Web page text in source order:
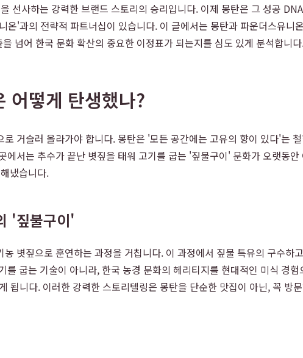
선사하는 강력한 브랜드 스토리의 승리입니다. 이제 몽탄은 그 성공
'과의 전략적 파트너십이 있습니다. 이 글에서는 몽탄과 파운더스유
넘어 한국 문화 확산의 중요한 이정표가 되는지를 심도 있게 분석합니
어떻게 탄생했나?
거슬러 올라가야 합니다. 몽탄은 '모든 공간에는 고유의 향이 있다'는
서는 추수가 끝난 볏짚을 태워 고기를 굽는 '짚불구이' 문화가 오랫동
냈습니다.
'짚불구이'
볏짚으로 훈연하는 과정을 거칩니다. 이 과정에서 짚불 특유의 구수하
굽는 기술이 아니라, 한국 농경 문화의 헤리티지를 현대적인 미식 경
됩니다. 이러한 강력한 스토리텔링은 몽탄을 단순한 맛집이 아닌, 꼭 방